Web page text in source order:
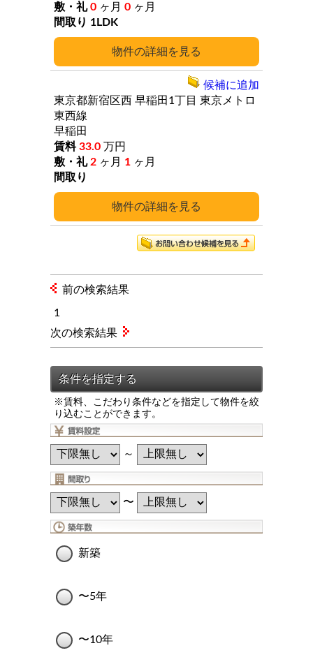
※賃料、こだわり条件などを指定して物件を絞
り込むことができます。
～
〜
新築
〜5年
〜10年
詳細
0 ヶ月 0 ヶ月
1LDK
詳細
東京都新宿区西 早稲田1丁目 東京メトロ
東西線
早稲田
33.0 万円
2 ヶ月 1 ヶ月
候補に追加
前の検索結果
1